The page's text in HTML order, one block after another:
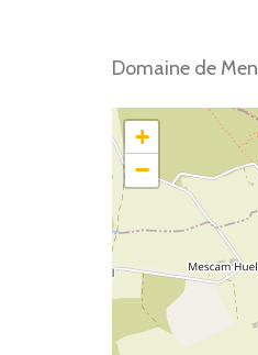
Domaine de
+
−